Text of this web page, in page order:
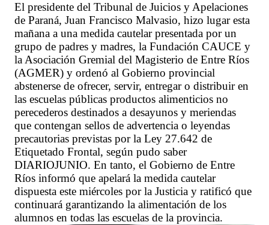
El presidente del Tribunal de Juicios y Apelaciones
de Paraná, Juan Francisco Malvasio, hizo lugar esta
mañana a una medida cautelar presentada por un
grupo de padres y madres, la Fundación CAUCE y
la Asociación Gremial del Magisterio de Entre Ríos
(AGMER) y ordenó al Gobierno provincial
abstenerse de ofrecer, servir, entregar o distribuir en
las escuelas públicas productos alimenticios no
perecederos destinados a desayunos y meriendas
que contengan sellos de advertencia o leyendas
precautorias previstas por la Ley 27.642 de
Etiquetado Frontal, según pudo saber
DIARIOJUNIO. En tanto, el Gobierno de Entre
Ríos informó que apelará la medida cautelar
dispuesta este miércoles por la Justicia y ratificó que
continuará garantizando la alimentación de los
alumnos en todas las escuelas de la provincia.